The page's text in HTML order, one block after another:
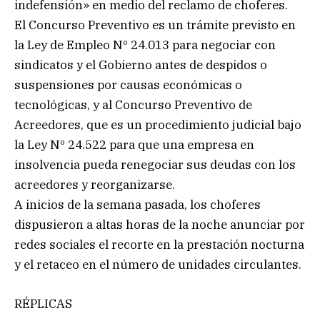
indefensión» en medio del reclamo de choferes.
El Concurso Preventivo es un trámite previsto en
la Ley de Empleo Nº 24.013 para negociar con
sindicatos y el Gobierno antes de despidos o
suspensiones por causas económicas o
tecnológicas, y al Concurso Preventivo de
Acreedores, que es un procedimiento judicial bajo
la Ley Nº 24.522 para que una empresa en
insolvencia pueda renegociar sus deudas con los
acreedores y reorganizarse.
A inicios de la semana pasada, los choferes
dispusieron a altas horas de la noche anunciar por
redes sociales el recorte en la prestación nocturna
y el retaceo en el número de unidades circulantes.
RÉPLICAS